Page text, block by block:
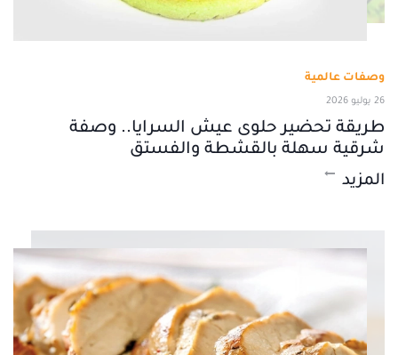
وصفات عالمية
26 يوليو 2026
طريقة تحضير حلوى عيش السرايا.. وصفة
شرقية سهلة بالقشطة والفستق
المزيد